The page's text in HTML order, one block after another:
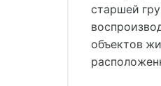
старшей
объектов